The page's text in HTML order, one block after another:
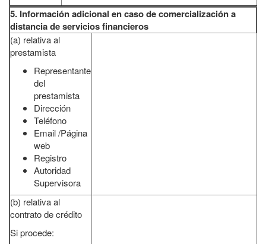
5. Información adicional en caso de comercialización a
distancia de servicios financieros
(a) relativa al
prestamista
Representante
del
prestamista
Dirección
Teléfono
Email /Página
web
Registro
Autoridad
Supervisora
(b) relativa al
contrato de crédito
Si procede: